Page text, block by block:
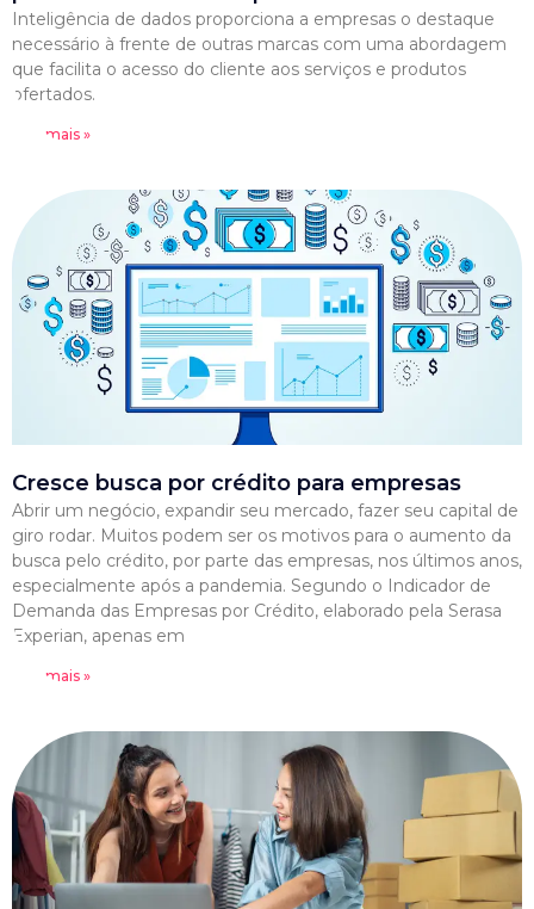
Inteligência de dados proporciona a empresas o destaque
necessário à frente de outras marcas com uma abordagem
que facilita o acesso do cliente aos serviços e produtos
ofertados.
Leia mais »
Cresce busca por crédito para empresas
Abrir um negócio, expandir seu mercado, fazer seu capital de
giro rodar. Muitos podem ser os motivos para o aumento da
busca pelo crédito, por parte das empresas, nos últimos anos,
especialmente após a pandemia. Segundo o Indicador de
Demanda das Empresas por Crédito, elaborado pela Serasa
Experian, apenas em
Leia mais »